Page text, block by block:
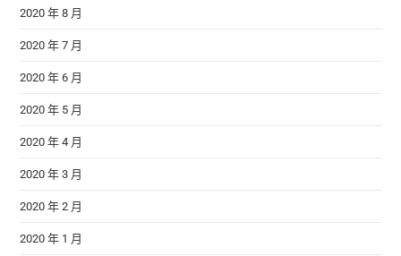
2020 年 8 月
2020 年 7 月
2020 年 6 月
2020 年 5 月
2020 年 4 月
2020 年 3 月
2020 年 2 月
2020 年 1 月